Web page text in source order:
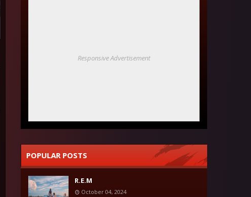
Responsive Advertisement
POPULAR POSTS
R.E.M
October 04, 2024